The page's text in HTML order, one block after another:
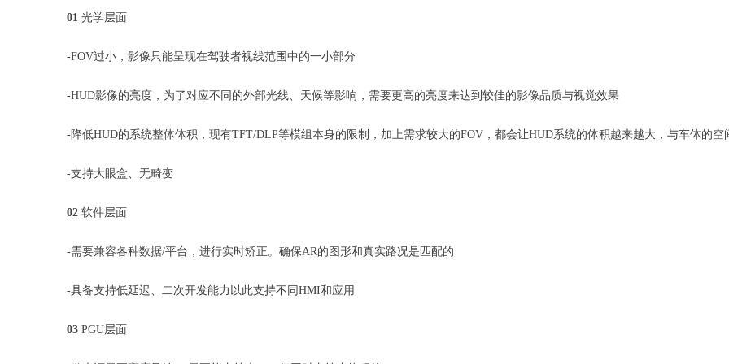
01 光学层面
-FOV过小，影像只能呈现在驾驶者视线范围中的一小部分
-HUD影像的亮度，为了对应不同的外部光线、天候等影响，需要更高的亮度来达到较佳的影像品质与视觉效果
-降低HUD的系统整体体积，现有TFT/DLP等模组本身的限制，加上需求较大的FOV，都会让HUD系统的体积越来越大，与车体的空
-支持大眼盒、无畸变
02 软件层面
-需要兼容各种数据/平台，进行实时矫正。确保AR的图形和真实路况是匹配的
-具备支持低延迟、二次开发能力以此支持不同HMI和应用
03 PGU层面